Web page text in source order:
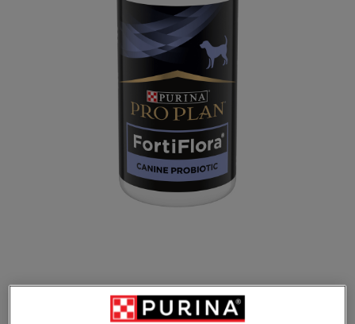
Obsahuje živé bakterie mléčného